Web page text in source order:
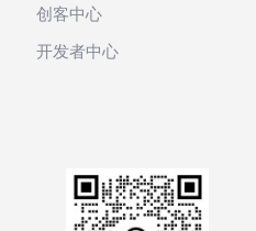
创客中心
开发者中心